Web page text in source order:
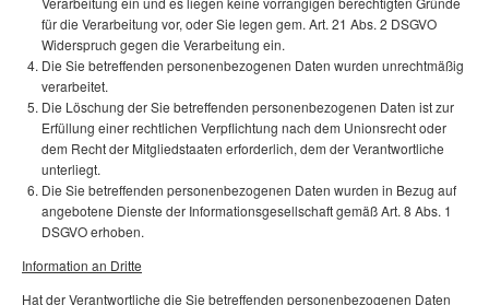
für die Verarbeitung vor, oder Sie legen gem. Art. 21 Abs. 2 DSGVO
Widerspruch gegen die Verarbeitung ein.
Die Sie betreffenden personenbezogenen Daten wurden unrechtmäßig
verarbeitet.
Die Löschung der Sie betreffenden personenbezogenen Daten ist zur
Erfüllung einer rechtlichen Verpflichtung nach dem Unionsrecht oder
dem Recht der Mitgliedstaaten erforderlich, dem der Verantwortliche
unterliegt.
Die Sie betreffenden personenbezogenen Daten wurden in Bezug auf
angebotene Dienste der Informationsgesellschaft gemäß Art. 8 Abs. 1
DSGVO erhoben.
Information an Dritte
Hat der Verantwortliche die Sie betreffenden personenbezogenen Daten